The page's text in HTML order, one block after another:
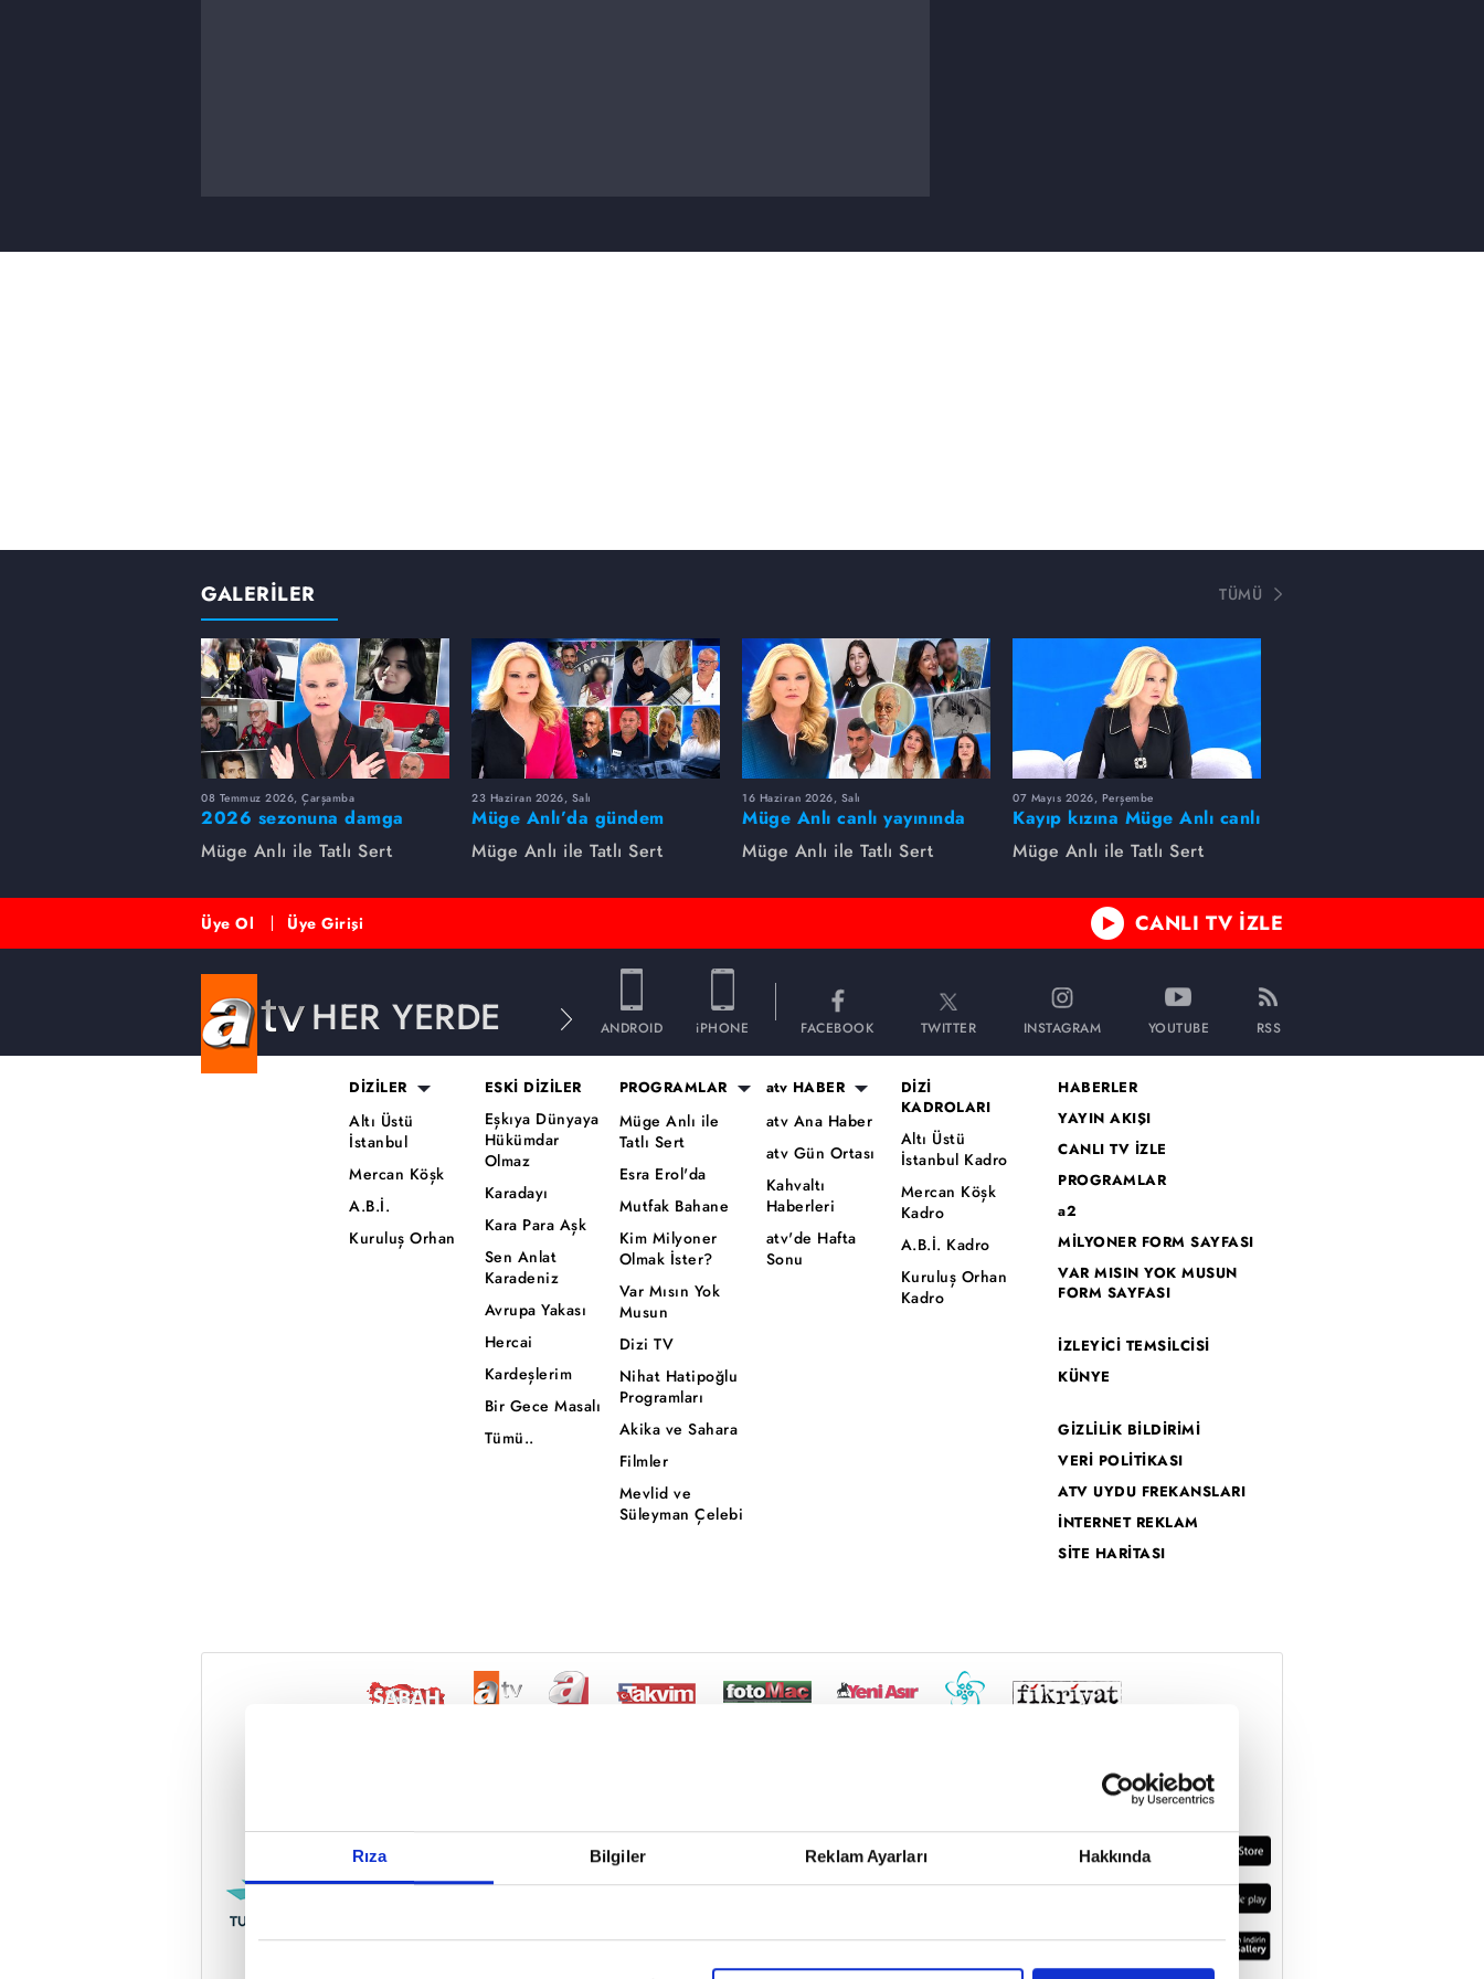
Rıza Bilgiler Reklam Ayarları Hakkında
Reddet
GALERİLER TÜMÜ
08 Temmuz 2026, Çarşamba
2026 sezonuna damga
vuran 5 Müge Anlı
dosyası...
Müge Anlı ile Tatlı Sert
23 Haziran 2026, Salı
Müge Anlı’da gündem
sarsıldı! Kayıp dosyaları ve
aile ihanetleri herkesi şoke
Müge Anlı ile Tatlı Sert
16 Haziran 2026, Salı
Müge Anlı canlı yayınında
dikkat çeken gelişmeler
yaşandı. Kayıp,
Müge Anlı ile Tatlı Sert
07 Mayıs 2026, Perşembe
Kayıp kızına Müge Anlı canlı
yayında kavuştu
Müge Anlı ile Tatlı Sert
Üye Ol Üye Girişi CANLI TV İZLE
HER YERDE ANDROID iPHONE FACEBOOK TWITTER INSTAGRAM YOUTUBE RSS
DİZİLER
Altı Üstü
İstanbul
Mercan Köşk
A.B.İ.
Kuruluş Orhan
ESKİ DİZİLER
Eşkıya Dünyaya
Hükümdar
Olmaz
Karadayı
Kara Para Aşk
Sen Anlat
Karadeniz
Avrupa Yakası
Hercai
Kardeşlerim
Bir Gece Masalı
Tümü..
PROGRAMLAR
Müge Anlı ile
Tatlı Sert
Esra Erol'da
Mutfak Bahane
Kim Milyoner
Olmak İster?
Var Mısın Yok
Musun
Dizi TV
Nihat Hatipoğlu
Programları
Akika ve Sahara
Filmler
Mevlid ve
Süleyman Çelebi
atv HABER
atv Ana Haber
atv Gün Ortası
Kahvaltı
Haberleri
atv'de Hafta
Sonu
DİZİ
KADROLARI
Altı Üstü
İstanbul Kadro
Mercan Köşk
Kadro
A.B.İ. Kadro
Kuruluş Orhan
Kadro
HABERLER
YAYIN AKIŞI
CANLI TV İZLE
PROGRAMLAR
a2
MİLYONER FORM SAYFASI
VAR MISIN YOK MUSUN
FORM SAYFASI
İZLEYİCİ TEMSİLCİSİ
KÜNYE
GİZLİLİK BİLDİRİMİ
VERİ POLİTİKASI
ATV UYDU FREKANSLARI
İNTERNET REKLAM
SİTE HARİTASI